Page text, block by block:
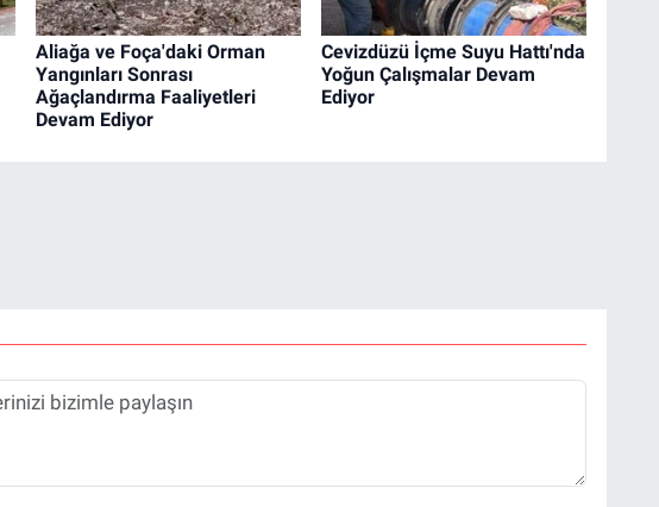
Aliağa ve Foça'daki Orman
Yangınları Sonrası
Ağaçlandırma Faaliyetleri
Devam Ediyor
Cevizdüzü İçme Suyu Hattı'nda
Yoğun Çalışmalar Devam
Ediyor